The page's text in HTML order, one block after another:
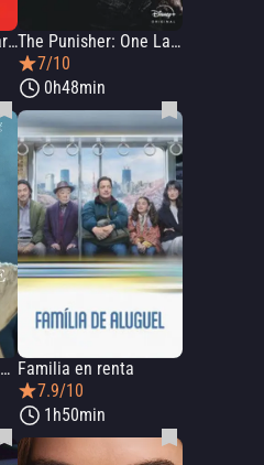
The Mystery of Richard Simmons: A Diane Sawyer Special
The Punisher: One Last Kill
7/10
0h48min
El testimonio de Anne Lee Familia en renta
7.9/10
1h50min